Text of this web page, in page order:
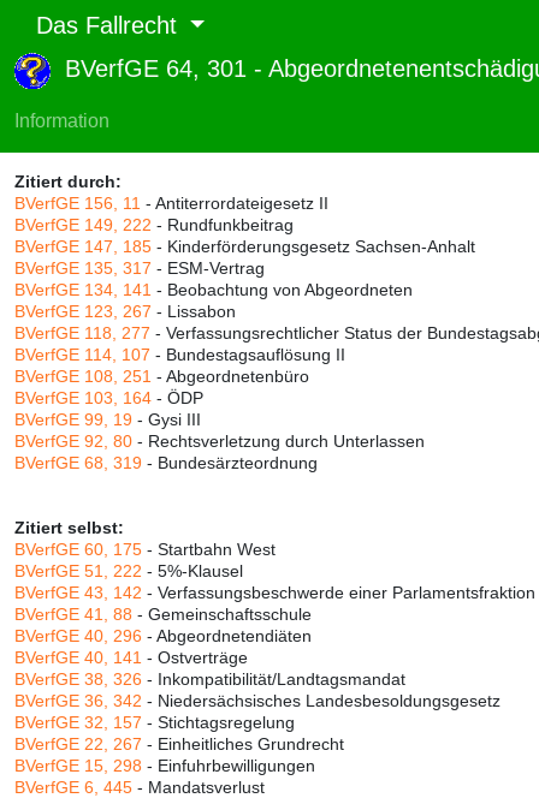
Das Fallrecht
BVerfGE 64, 301 -
Information
Abruf und Rang:
RTF-Version
Zitiert durch:
BVerfGE 156, 11 - Antiterrordateigesetz II
BVerfGE 149, 222 - Rundfunkbeitrag
BVerfGE 147, 185 - Kinderförderungsgesetz Sachsen-Anhalt
BVerfGE 135, 317 - ESM-Vertrag
BVerfGE 134, 141 - Beobachtung von Abgeordneten
BVerfGE 123, 267 - Lissabon
BVerfGE 118, 277 - Verfassungsrechtlicher Status der
BVerfGE 114, 107 - Bundestagsauflösung II
BVerfGE 108, 251 - Abgeordnetenbüro
BVerfGE 103, 164 - ÖDP
BVerfGE 99, 19 - Gysi III
BVerfGE 92, 80 - Rechtsverletzung durch Unterlassen
BVerfGE 68, 319 - Bundesärzteordnung
Zitiert selbst:
BVerfGE 60, 175 - Startbahn West
BVerfGE 51, 222 - 5%-Klausel
BVerfGE 43, 142 - Verfassungsbeschwerde einer Parlamentsfraktion
BVerfGE 41, 88 - Gemeinschaftsschule
BVerfGE 40, 296 - Abgeordnetendiäten
BVerfGE 40, 141 - Ostverträge
BVerfGE 38, 326 - Inkompatibilität/Landtagsmandat
BVerfGE 36, 342 - Niedersächsisches Landesbesoldungsgesetz
BVerfGE 32, 157 - Stichtagsregelung
BVerfGE 22, 267 - Einheitliches Grundrecht
BVerfGE 15, 298 - Einfuhrbewilligungen
BVerfGE 6, 445 - Mandatsverlust